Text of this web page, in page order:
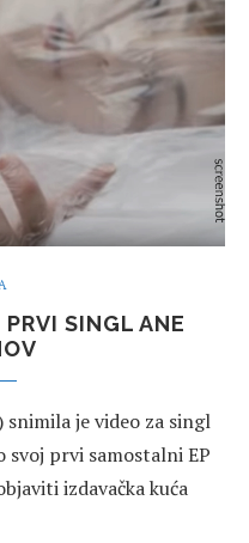
SINGL ANE
je video za singl
svoj prvi samostalni EP
izdavačka kuća